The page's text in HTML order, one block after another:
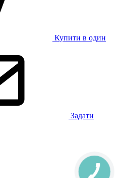
Купити в один
Задати